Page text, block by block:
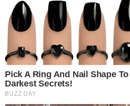
Pick A Ring And Nail Shape
Darkest Secrets!
BUZZ DAY